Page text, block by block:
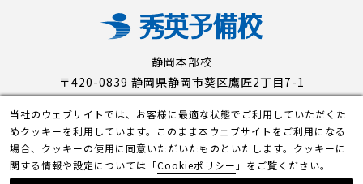
静岡本部校
〒420-0839 静岡県静岡市葵区鷹匠2丁目7-1
当社のウェブサイトでは、お客様に最適な状態でご利用していただくた
めクッキーを利用しています。このまま本ウェブサイトをご利用になる
場合、クッキーの使用に同意いただいたものといたします。クッキーに
関する情報や設定については「Cookieポリシー 」をご覧ください。